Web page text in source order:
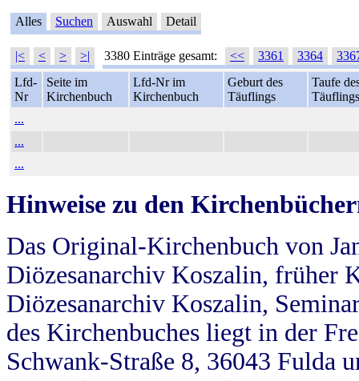
Alles Suchen Auswahl Detail
|< < > >| 3380 Einträge gesamt: << 3361 3364
Lfd-
Nr
Seite im
Kirchenbuch
Lfd-Nr im
Kirchenbuch
Geburt des
Täuflings
Taufe
Täuflings
...
...
...
Hinweise zu den
Das Original-Kirchenbuch von
Diözesanarchiv Koszalin, früher
Diözesanarchiv Koszalin,
des Kirchenbuches liegt in der
Schwank-Straße 8, 36043 Fulda